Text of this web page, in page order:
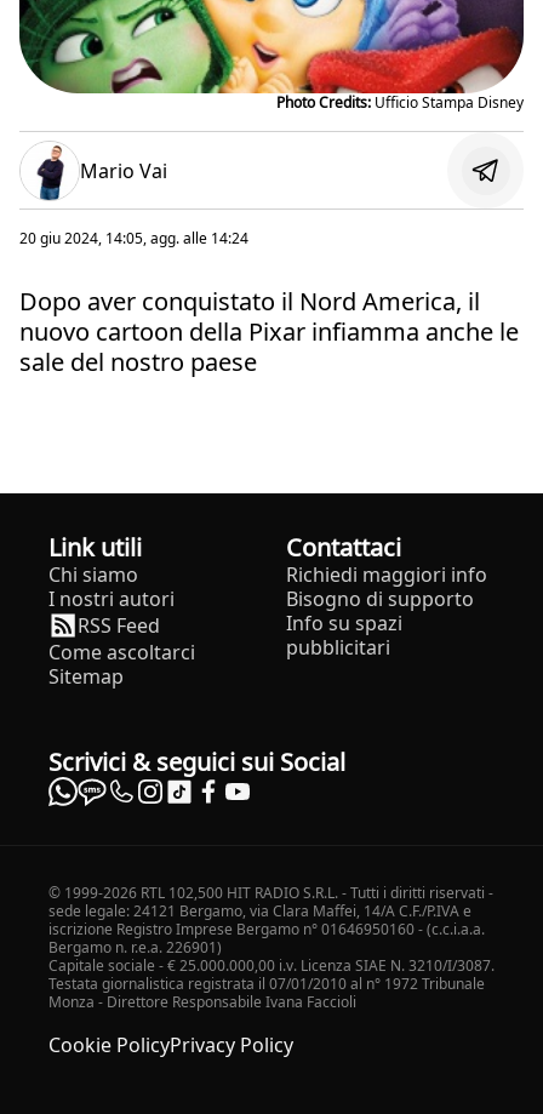
Photo Credits:Ufficio Stampa Disney
Mario Vai
20 giu 2024, 14:05, agg. alle 14:24
Dopo aver conquistato il Nord America, il
nuovo cartoon della Pixar infiamma anche le
sale del nostro paese
Link utili
Chi siamo
I nostri autori
RSS Feed
Come ascoltarci
Sitemap
Contattaci
Richiedi maggiori info
Bisogno di supporto
Info su spazi
pubblicitari
Scrivici & seguici sui Social
© 1999-2026 RTL 102,500 HIT RADIO S.R.L. - Tutti i diritti riservati -
sede legale: 24121 Bergamo, via Clara Maffei, 14/A C.F./P.IVA e
iscrizione Registro Imprese Bergamo n° 01646950160 - (c.c.i.a.a.
Bergamo n. r.e.a. 226901)
Capitale sociale - € 25.000.000,00 i.v. Licenza SIAE N. 3210/I/3087.
Testata giornalistica registrata il 07/01/2010 al n° 1972 Tribunale
Monza - Direttore Responsabile Ivana Faccioli
Cookie PolicyPrivacy Policy